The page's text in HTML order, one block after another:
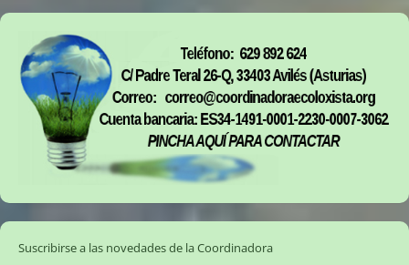
Suscribirse a las novedades de la Coordinadora